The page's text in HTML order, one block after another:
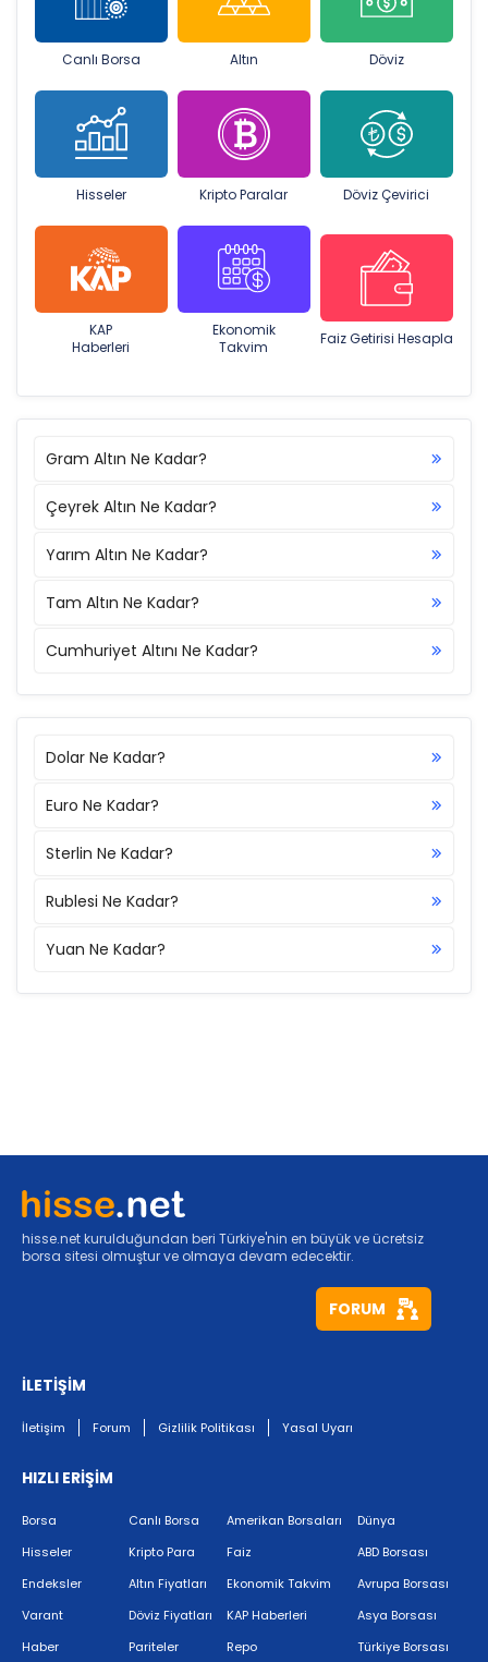
Canlı Borsa Altın Döviz
Hisseler Kripto Paralar Döviz Çevirici
KAP
Haberleri
Ekonomik
Takvim
Faiz Getirisi Hesapla
Gram Altın Ne Kadar?
Çeyrek Altın Ne Kadar?
Yarım Altın Ne Kadar?
Tam Altın Ne Kadar?
Cumhuriyet Altını Ne Kadar?
Dolar Ne Kadar?
Euro Ne Kadar?
Sterlin Ne Kadar?
Rublesi Ne Kadar?
Yuan Ne Kadar?
hisse.net kurulduğundan beri Türkiye'nin en büyük ve ücretsiz
borsa sitesi olmuştur ve olmaya devam edecektir.
FORUM
İLETİŞİM
İletişim Forum Gizlilik Politikası Yasal Uyarı
HIZLI ERİŞİM
Borsa
Hisseler
Endeksler
Varant
Haber
Canlı Borsa
Kripto Para
Altın Fiyatları
Döviz Fiyatları
Pariteler
Amerikan Borsaları
Faiz
Ekonomik Takvim
KAP Haberleri
Repo
Dünya
ABD Borsası
Avrupa Borsası
Asya Borsası
Türkiye Borsası